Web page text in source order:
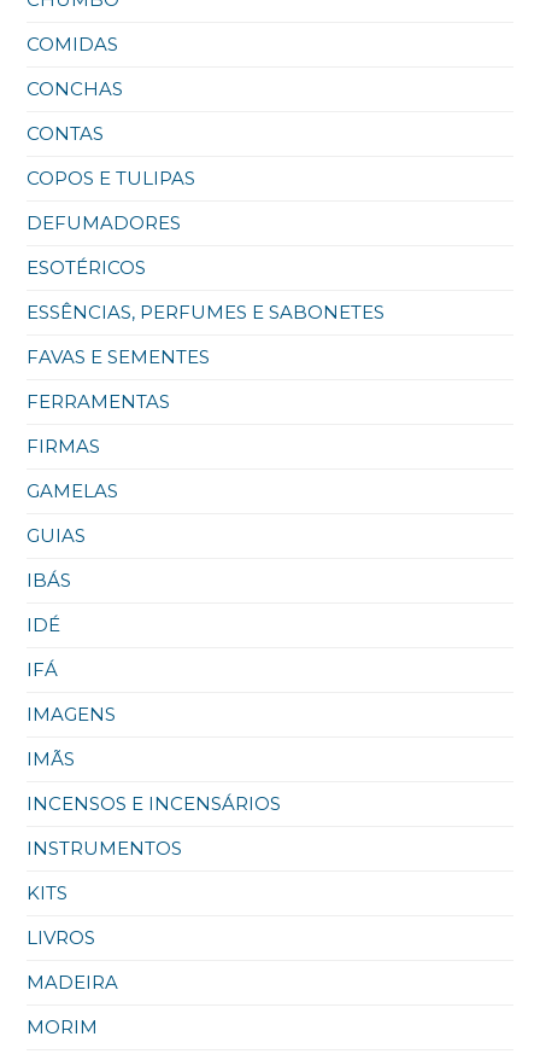
COMIDAS
CONCHAS
CONTAS
COPOS E TULIPAS
DEFUMADORES
ESOTÉRICOS
ESSÊNCIAS, PERFUMES E SABONETES
FAVAS E SEMENTES
FERRAMENTAS
FIRMAS
GAMELAS
GUIAS
IBÁS
IDÉ
IFÁ
IMAGENS
IMÃS
INCENSOS E INCENSÁRIOS
INSTRUMENTOS
KITS
LIVROS
MADEIRA
MORIM